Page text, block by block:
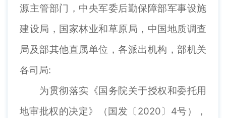
源主管部门，中央军委后勤保障部军事设施
建设局，国家林业和草原局，中国地质调查
局及部其他直属单位，各派出机构，部机关
各司局:
为贯彻落实《国务院关于授权和委托用
地审批权的决定》（国发〔2020〕4号），